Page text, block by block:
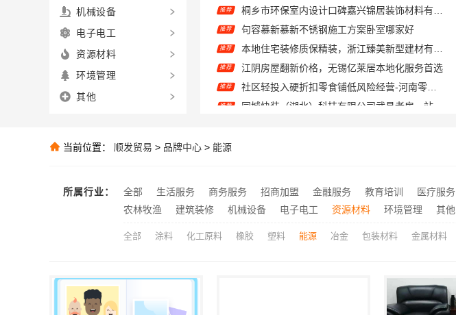
推荐 句容慕新慕新不锈钢施工方案卧室哪家好
推荐
推荐 江阴房屋翻新价格，无锡亿莱居本地化服务首选
推荐 社区轻投入硬折扣零食铺低风险经营-河南零百味供应链有限公司
推荐 同城快装（湖北）科技有限公司武昌老房一站式装修北欧风靠谱
推荐
推荐 正规装修质保学区房信赖浙江臻美新型建材有限公司
推荐 五华一站式装修公司对比云南至高新型建材有限公司
机械设备
电子电工
资源材料
环境管理
其他
当前位置： 顺发贸易 > 品牌中心 > 能源
所属行业： 全部 生活服务 商务服务 招商加盟 金融服务 教育培训 医疗服务
农林牧渔
建筑装修 机械设备 电子电工 资源材料 环境管理 其他
全部 涂料 化工原料 橡胶 塑料 能源 冶金 包装材料 金属材料